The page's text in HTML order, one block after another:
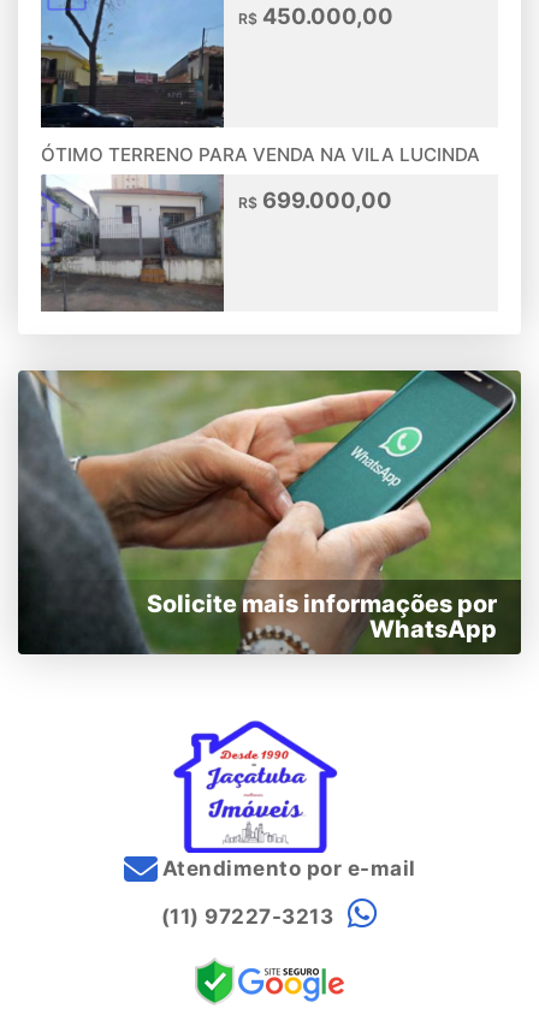
R$ 450.000,00
ÓTIMO TERRENO PARA VENDA NA VILA LUCINDA
R$ 699.000,00
Solicite mais informações por
WhatsApp
Atendimento por e-mail
(11) 97227-3213